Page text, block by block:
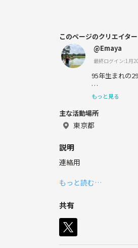
このページのクリエイター
@Emaya
最終ログイン:1月
95年生まれの
趣味の合うお
気が合う方仲
もっと見る
主な活動場所
東京都
説明
連絡用
もっと読む…
共有